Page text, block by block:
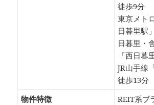
徒歩9分
東京メト
日暮里駅
日暮里・
「西日暮
JR山手線
徒歩13分
物件特徴
REIT系ブ